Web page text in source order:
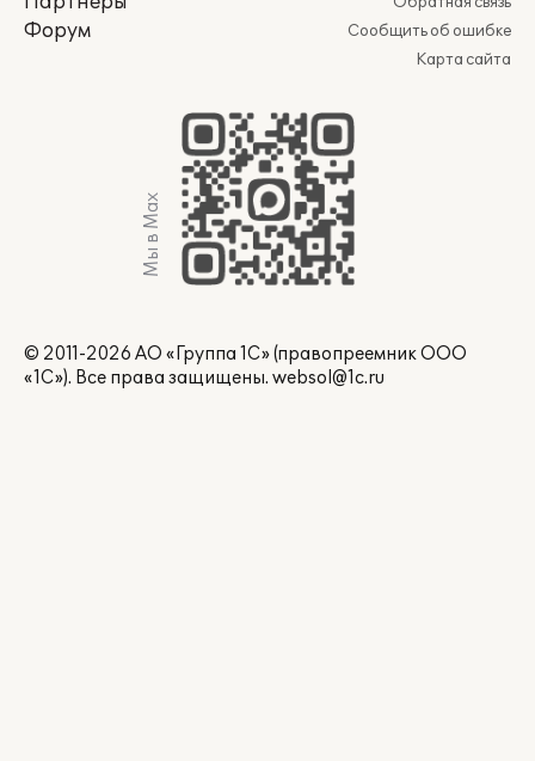
Форум
Сообщить об ошибке
Карта сайта
Мы в Max
© 2011-2026 АО «Группа 1С» (правопреемник ООО
«1С»). Все права защищены. websol@1c.ru